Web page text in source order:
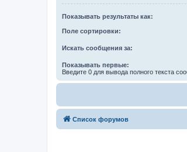
Показывать результаты как:
Поле сортировки:
Искать сообщения за:
Показывать первые:
Введите 0 для вывода полного текста
Список форумов